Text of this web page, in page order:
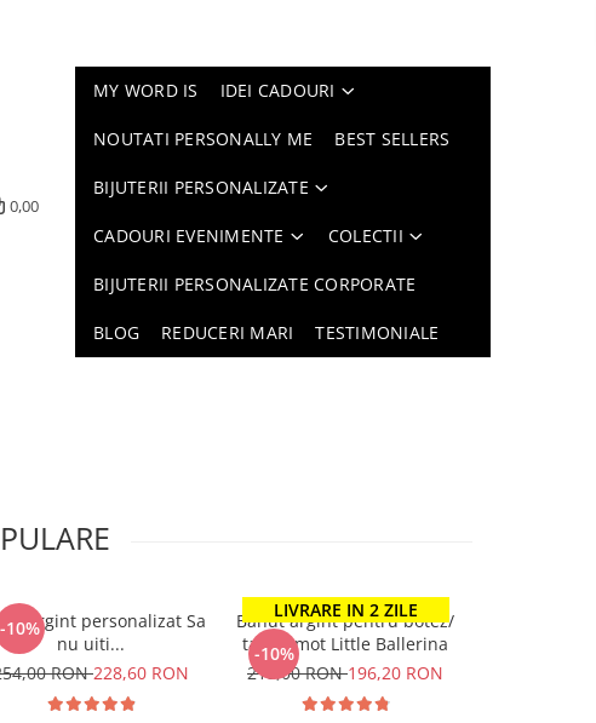
0,00
MY WORD IS IDEI CADOURI
NOUTATI PERSONALLY ME BEST SELLERS
BIJUTERII PERSONALIZATE
CADOURI EVENIMENTE COLECTII
BIJUTERII PERSONALIZATE CORPORATE
BLOG REDUCERI MARI TESTIMONIALE
-10%argint personalizat Sa
nu uiti...
RON228,60 RON
LIVRARE IN 2 ZILE
-10%
Banut argint pentru botez/
taiere mot Little Ballerina
218,00 RON196,20 RON